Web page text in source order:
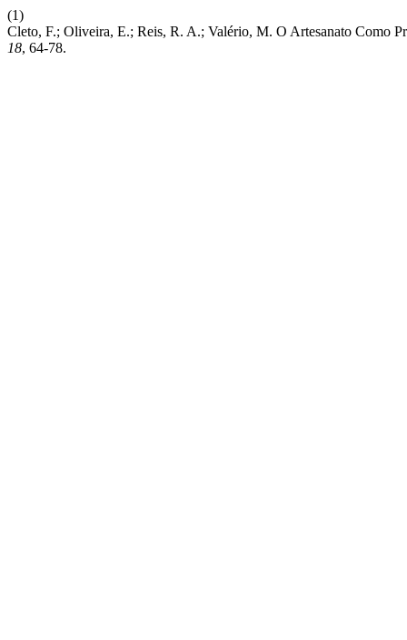
(1)
Cleto, F.; Oliveira, E.; Reis, R. A.; Valério, M. O Artesanato Como
18, 64-78.